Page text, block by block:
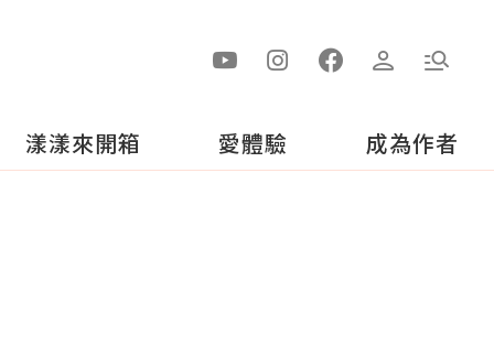
漾漾來開箱 愛體驗 成為作者